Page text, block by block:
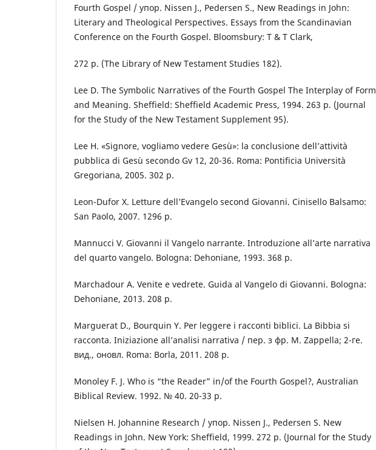
Fourth Gospel / упор. Nissen J., Pedersen S., New Readings in John:
Literary and Theological Perspectives. Essays from the Scandinavian
Conference on the Fourth Gospel. Bloomsbury: T & T Clark,
272 р. (The Library of New Testament Studies 182).
Lee D. The Symbolic Narratives of the Fourth Gospel The Interplay of Form
and Meaning. Sheffield: Sheffield Academic Press, 1994. 263 р. (Journal
for the Study of the New Testament Supplement 95).
Lee H. «Signore, vogliamo vedere Gesù»: la conclusione dell’attività
pubblica di Gesù secondo Gv 12, 20-36. Roma: Pontificia Università
Gregoriana, 2005. 302 р.
Leon-Dufor X. Letture dell’Evangelo second Giovanni. Cinisello Balsamo:
San Paolo, 2007. 1296 р.
Mannucci V. Giovanni il Vangelo narrante. Introduzione all’arte narrativa
del quarto vangelo. Bologna: Dehoniane, 1993. 368 р.
Marchadour A. Venite e vedrete. Guida al Vangelo di Giovanni. Bologna:
Dehoniane, 2013. 208 р.
Marguerat D., Bourquin Y. Per leggere i racconti biblici. La Bibbia si
racconta. Iniziazione all’analisi narrativa / пер. з фр. M. Zappella; 2-ге.
вид., оновл. Roma: Borla, 2011. 208 р.
Monoley F. J. Who is “the Reader” in/of the Fourth Gospel?, Australian
Biblical Review. 1992. № 40. 20-33 р.
Nielsen H. Johannine Research / упор. Nissen J., Pedersen S. New
Readings in John. New York: Sheffield, 1999. 272 р. (Journal for the Study